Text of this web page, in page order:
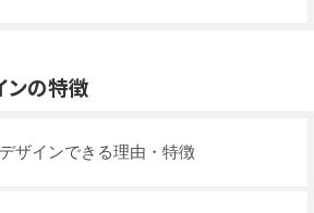
ンの特徴
デザインできる理由・特徴